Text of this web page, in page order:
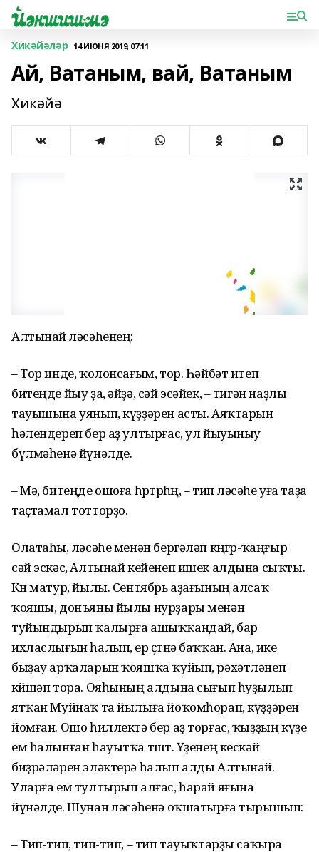
Хикәйәләр 14 ИЮНЯ 2019, 07:11
Ай, Ватаным, вай, Ватаным
Хикәйә
Алтынай өләсәһенең:
– Тор инде, ҡолонсағым, тор. Һәйбәт итеп
битеңде йыу ҙа, әйҙә, сәй эсәйек, – тигән наҙлы
тауышына уянып, күҙҙәрен асты. Аяҡтарын
һәлендереп бер аҙ ултырғас, ул йыуыныу
бүлмәһенә йүнәлде.
– Мә, битеңде ошоға һөртөрһөң, – тип өләсәһе уға таҙа
таҫтамал тотторҙо.
Олатаһы, өләсәһе менән бергәләп көңгөр-ҡаңғыр
сәй эскәс, Алтынай кейенеп ишек алдына сыҡты.
Көн матур, йылы. Сентябрь аҙағының алсаҡ
ҡояшы, донъяны йылы нурҙары менән
туйындырып ҡалырға ашыҡҡандай, бар
ихласлығын һалып, ер өҫтөнә баҡҡан. Ана, ике
быҙау арҡаларын ҡояшҡа ҡуйып, рәхәтләнеп
көйшәп тора. Ояһының алдына сығып һуҙылып
ятҡан Муйнаҡ та йылыға йоҡомһорап, күҙҙәрен
йомған. Ошо һиллектә бер аҙ торғас, ҡыҙҙың күҙе
ем һалынған һауытҡа төштө. Үҙенең кескәй
биҙрәләрен эләктерә һалып алды Алтынай.
Уларға ем тултырып алғас, һарай яғына
йүнәлде. Шунан өләсәһенә оҡшатырға тырышып:
– Тип-тип, тип-тип, – тип тауыҡтарҙы саҡыра